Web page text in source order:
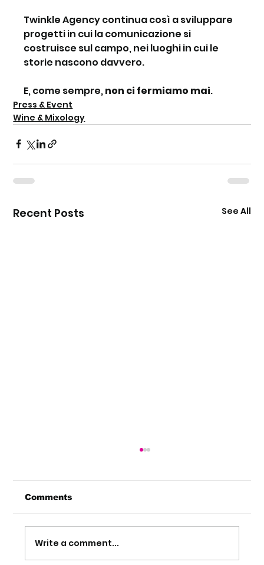
Twinkle Agency continua così a sviluppare
progetti in cui la comunicazione si
costruisce sul campo, nei luoghi in cui le
storie nascono davvero.
E, come sempre, non ci fermiamo mai.
Press & Event
Wine & Mixology
Recent Posts See All
Comments
Write a comment...